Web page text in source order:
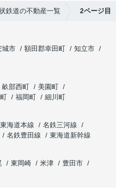
鉄道の不動産一覧 2ページ目
城市 額田郡幸田町
知立市
畝部西町
美園町
福岡町
細川町
東海道本線
名鉄三河線
名鉄豊田線
東海道新幹線
東岡崎 米津
豊田市